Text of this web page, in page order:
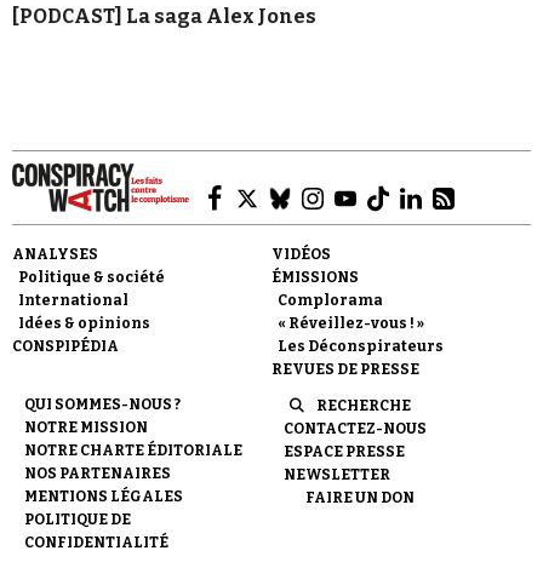
[PODCAST] La saga Alex Jones
ANALYSES
Politique & société
International
Idées & opinions
CONSPIPÉDIA
VIDÉOS
ÉMISSIONS
Complorama
« Réveillez-vous ! »
Les Déconspirateurs
REVUES DE PRESSE
QUI SOMMES-NOUS ?
NOTRE MISSION
NOTRE CHARTE ÉDITORIALE
NOS PARTENAIRES
MENTIONS LÉGALES
POLITIQUE DE
CONFIDENTIALITÉ
RECHERCHE
CONTACTEZ-NOUS
ESPACE PRESSE
NEWSLETTER
FAIRE UN DON